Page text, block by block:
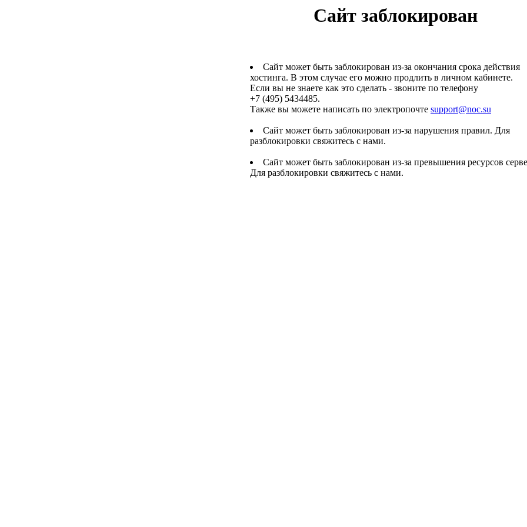
Сайт заблокирован
Сайт может быть заблокирован из-за окончания срока действия
хостинга. В этом случае его можно продлить в личном кабинете.
Если вы не знаете как это сделать - звоните по телефону
+7 (495) 5434485.
Также вы можете написать по электропочте support@noc.su
Сайт может быть заблокирован из-за нарушения правил. Для
разблокировки свяжитесь с нами.
Сайт может быть заблокирован из-за превышения ресурсов
Для разблокировки свяжитесь с нами.